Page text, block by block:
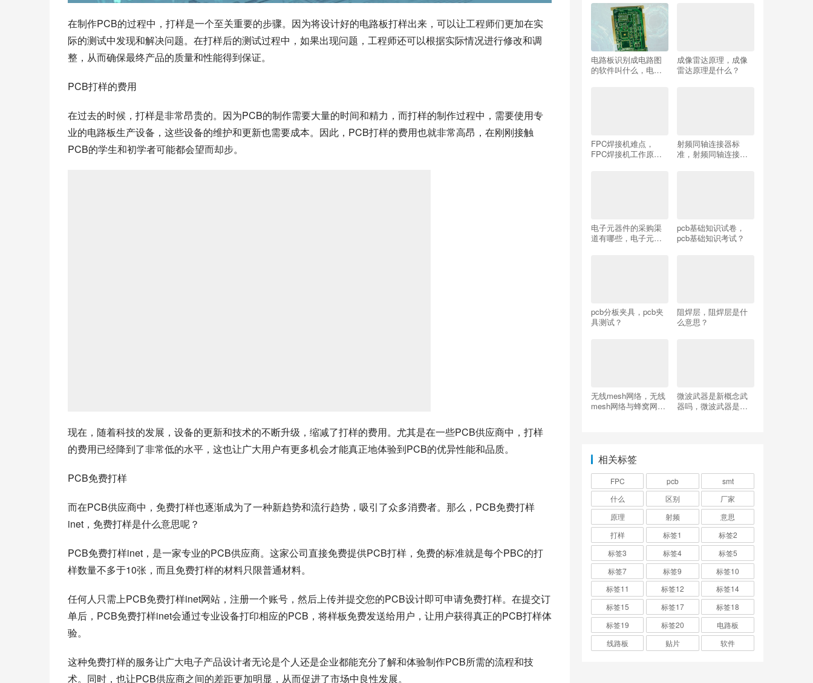
在制作PCB的过程中，打样是一个至关重要的步骤。因为将设计好的电路板打样出来，可以让工程师们更加在实
际的测试中发现和解决问题。在打样后的测试过程中，如果出现问题，工程师还可以根据实际情况进行修改和调
整，从而确保最终产品的质量和性能得到保证。
PCB打样的费用
在过去的时候，打样是非常昂贵的。因为PCB的制作需要大量的时间和精力，而打样的制作过程中，需要使用专
业的电路板生产设备，这些设备的维护和更新也需要成本。因此，PCB打样的费用也就非常高昂，在刚刚接触
PCB的学生和初学者可能都会望而却步。
现在，随着科技的发展，设备的更新和技术的不断升级，缩减了打样的费用。尤其是在一些PCB供应商中，打样
的费用已经降到了非常低的水平，这也让广大用户有更多机会才能真正地体验到PCB的优异性能和品质。
PCB免费打样
而在PCB供应商中，免费打样也逐渐成为了一种新趋势和流行趋势，吸引了众多消费者。那么，PCB免费打样
inet，免费打样是什么意思呢？
PCB免费打样inet，是一家专业的PCB供应商。这家公司直接免费提供PCB打样，免费的标准就是每个PBC的打
样数量不多于10张，而且免费打样的材料只限普通材料。
任何人只需上PCB免费打样inet网站，注册一个账号，然后上传并提交您的PCB设计即可申请免费打样。在提交订
单后，PCB免费打样inet会通过专业设备打印相应的PCB，将样板免费发送给用户，让用户获得真正的PCB打样体
验。
这种免费打样的服务让广大电子产品设计者无论是个人还是企业都能充分了解和体验制作PCB所需的流程和技
术。同时，也让PCB供应商之间的差距更加明显，从而促进了市场中良性发展。
电路板识别成电路图
的软件叫什么，电路
成像雷达原理，成像
雷达原理是什么？
FPC焊接机难点，
FPC焊接机工作原
射频同轴连接器标
准，射频同轴连接器
电子元器件的采购渠
道有哪些，电子元器
pcb基础知识试卷，
pcb基础知识考试？
pcb分板夹具，pcb夹
具测试？
阻焊层，阻焊层是什
么意思？
无线mesh网络，无线
mesh网络与蜂窝网络
微波武器是新概念武
器吗，微波武器是新
相关标签
FPC pcb
smt
什么
区别
厂家
原理
射频
意思
打样
标签1
标签2
标签3
标签4
标签5
标签7
标签9
标签10
标签11
标签12
标签14
标签15
标签17
标签18
标签19
标签20
电路板
线路板
贴片 软件